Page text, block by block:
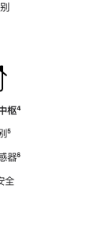
枢脚
⁴
脚
⁵
器脚
⁶
全